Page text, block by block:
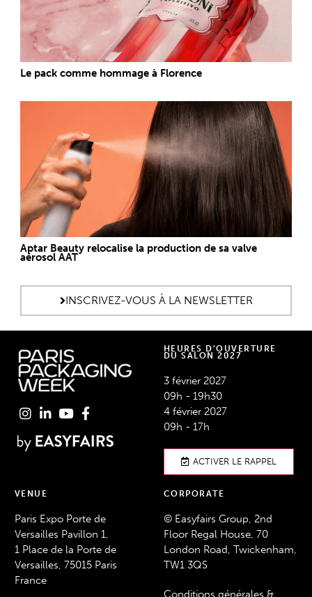
Le pack comme hommage à Florence
Aptar Beauty relocalise la production de sa valve
aérosol AAT
INSCRIVEZ-VOUS À LA NEWSLETTER
HEURES D'OUVERTURE
DU SALON 2027
3 février 2027
09h - 19h30
4 février 2027
09h - 17h
ACTIVER LE RAPPEL
VENUE
Paris Expo Porte de
Versailles Pavillon 1,
1 Place de la Porte de
Versailles, 75015 Paris
France
CORPORATE
© Easyfairs Group, 2nd
Floor Regal House, 70
London Road, Twickenham,
TW1 3QS
Conditions générales &